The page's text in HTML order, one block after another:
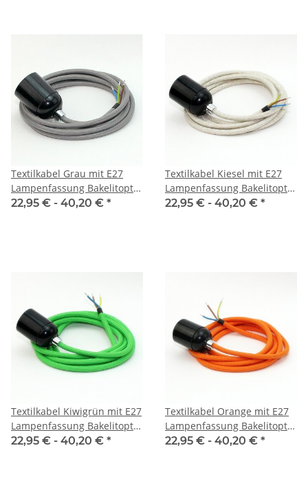
Textilkabel Grau mit E27
Lampenfassung Bakelitoptik
schwarz und Zugentlastung
22,95 € - 40,20 € *
Textilkabel Kiesel mit E27
Lampenfassung Bakelitoptik
schwarz und Zugentlastung
22,95 € - 40,20 € *
Textilkabel Kiwigrün mit E27
Lampenfassung Bakelitoptik
schwarz und Zugentlastung
22,95 € - 40,20 € *
Textilkabel Orange mit E27
Lampenfassung Bakelitoptik
schwarz und Zugentlastung
22,95 € - 40,20 € *